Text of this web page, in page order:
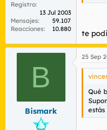
Registro
13 Jul 2003
Mensajes
59.107
Reacciones
10.880 te
B
Bismark
25 Sep
Qué
estás